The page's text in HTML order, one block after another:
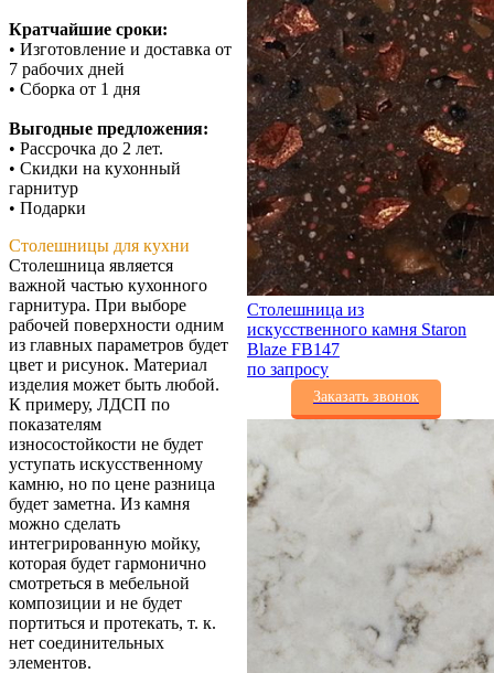
Кратчайшие сроки:
• Изготовление и доставка от
7 рабочих дней
• Сборка от 1 дня
Выгодные предложения:
• Рассрочка до 2 лет.
• Скидки на кухонный
гарнитур
• Подарки
Столешницы для кухни
Столешница является
важной частью кухонного
гарнитура. При выборе
рабочей поверхности одним
из главных параметров будет
цвет и рисунок. Материал
изделия может быть любой.
К примеру, ЛДСП по
показателям
износостойкости не будет
уступать искусственному
камню, но по цене разница
будет заметна. Из камня
можно сделать
интегрированную мойку,
которая будет гармонично
смотреться в мебельной
композиции и не будет
портиться и протекать, т. к.
нет соединительных
элементов.
Столешница из
искусственного камня Staron
Blaze FB147
по запросу
Заказать звонок